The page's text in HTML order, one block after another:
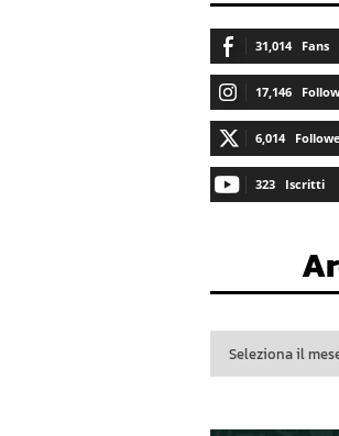
31,014 Fans
17,146
6,014
323 Iscritti